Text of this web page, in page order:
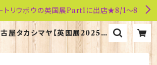
トリウボウの英国展Part1に出店★8/1～8
屋タカシマヤ【英国展2025】
24 | 英国雑貨専門店ブリティ
ッシュ・ライフ